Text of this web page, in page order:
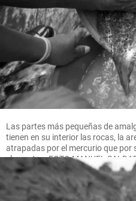
Las partes más pequeñas de
tienen en su interior las rocas, la
atrapadas por el mercurio que por
elementos. FOTO MANUEL